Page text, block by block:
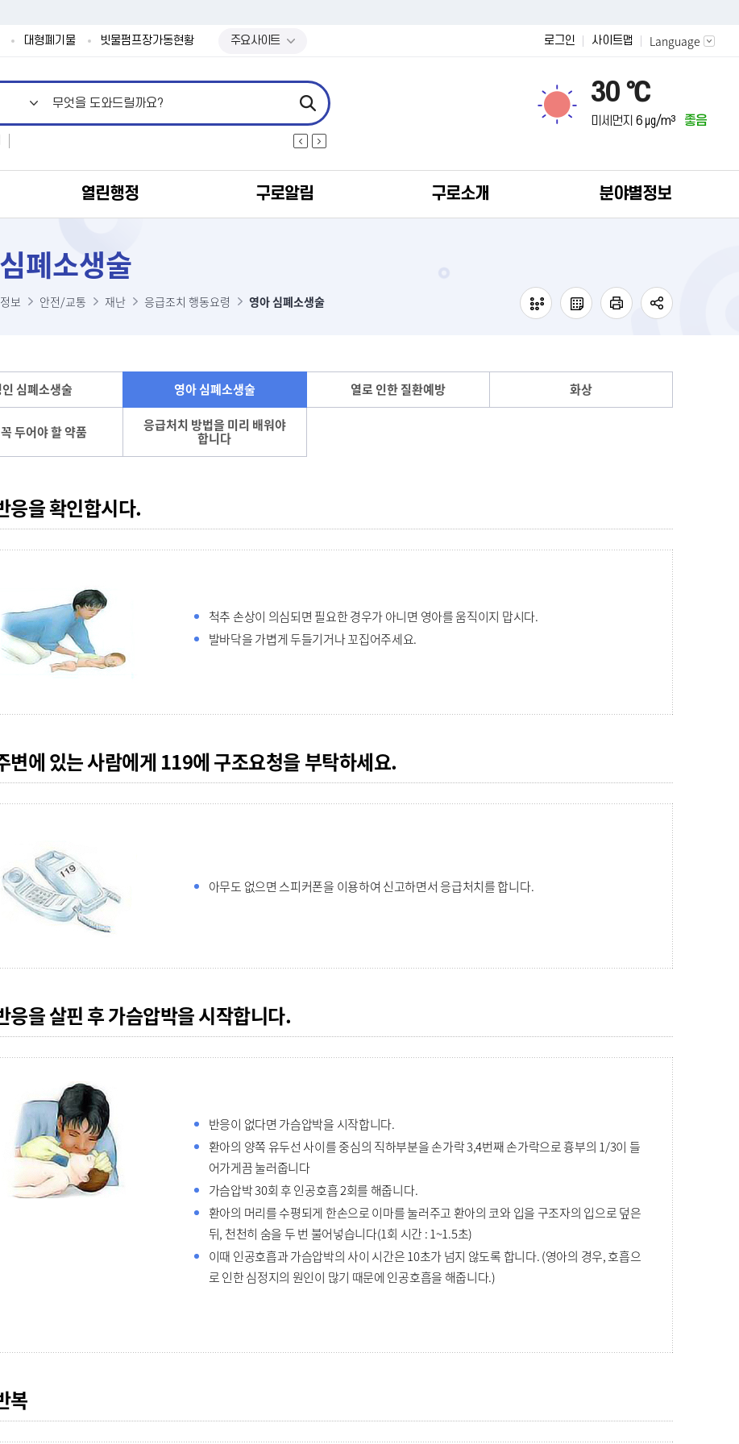
대형폐기물 빗물펌프장가동현황 주요사이트 로그인 사이트맵 Language
30 ℃
미세먼지 6 ㎍/m³ 좋음
열린행정 구로알림 구로소개 분야별정보
폐소생술
보 안전/교통 재난 응급조치 행동요령 영아 심폐소생술
심폐소생술 영아 심폐소생술 열로 인한 질환예방 화상
두어야 할 약품 응급처치 방법을 미리 배워야
합니다
응을 확인합시다.
척추 손상이 의심되면 필요한 경우가 아니면 영아를 움직이지 맙시다.
발바닥을 가볍게 두들기거나 꼬집어주세요.
변에 있는 사람에게 119에 구조요청을 부탁하세요.
아무도 없으면 스피커폰을 이용하여 신고하면서 응급처치를 합니다.
응을 살핀 후 가슴압박을 시작합니다.
반응이 없다면 가슴압박을 시작합니다.
환아의 양쪽 유두선 사이를 중심의 직하부분을 손가락 3,4번째 손가락으로 흉부의 1/3이 들
어가게끔 눌러줍니다
가슴압박 30회 후 인공호흡 2회를 해줍니다.
환아의 머리를 수평되게 한손으로 이마를 눌러주고 환아의 코와 입을 구조자의 입으로 덮은
뒤, 천천히 숨을 두 번 불어넣습니다(1회 시간 : 1~1.5초)
이때 인공호흡과 가슴압박의 사이 시간은 10초가 넘지 않도록 합니다. (영아의 경우, 호흡으
로 인한 심정지의 원인이 많기 때문에 인공호흡을 해줍니다.)
복